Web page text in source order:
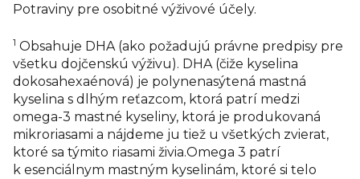
Potraviny pre osobitné výživové účely.
1 Obsahuje DHA (ako požadujú právne predpisy pre
všetku dojčenskú výživu). DHA (čiže kyselina
dokosahexaénová) je polynenasýtená mastná
kyselina s dlhým reťazcom, ktorá patrí medzi
omega-3 mastné kyseliny, ktorá je produkovaná
mikroriasami a nájdeme ju tiež u všetkých zvierat,
ktoré sa týmito riasami živia.Omega 3 patrí
k esenciálnym mastným kyselinám, ktoré si telo